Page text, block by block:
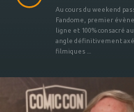
Au cours du weekend
Fandome, premier
ligne et 100% consacré
angle définitivement
filmiques ...